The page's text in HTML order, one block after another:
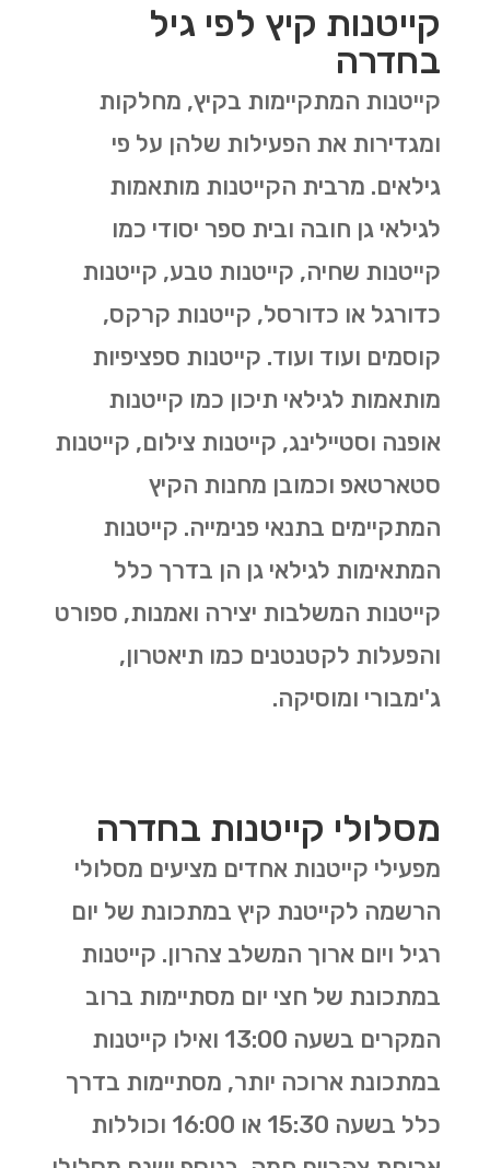
קייטנות קיץ לפי גיל
בחדרה
קייטנות המתקיימות בקיץ, מחלקות
ומגדירות את הפעילות שלהן על פי
גילאים. מרבית הקייטנות מותאמות
לגילאי גן חובה ובית ספר יסודי כמו
קייטנות שחיה, קייטנות טבע, קייטנות
כדורגל או כדורסל, קייטנות קרקס,
קוסמים ועוד ועוד. קייטנות ספציפיות
מותאמות לגילאי תיכון כמו קייטנות
אופנה וסטיילינג, קייטנות צילום, קייטנות
סטארטאפ וכמובן מחנות הקיץ
המתקיימים בתנאי פנימייה. קייטנות
המתאימות לגילאי גן הן בדרך כלל
קייטנות המשלבות יצירה ואמנות, ספורט
והפעלות לקטנטנים כמו תיאטרון,
ג'ימבורי ומוסיקה.
מסלולי קייטנות בחדרה
מפעילי קייטנות אחדים מציעים מסלולי
הרשמה לקייטנת קיץ במתכונת של יום
רגיל ויום ארוך המשלב צהרון. קייטנות
במתכונת של חצי יום מסתיימות ברוב
המקרים בשעה 13:00 ואילו קייטנות
במתכונת ארוכה יותר, מסתיימות בדרך
כלל בשעה 15:30 או 16:00 וכוללות